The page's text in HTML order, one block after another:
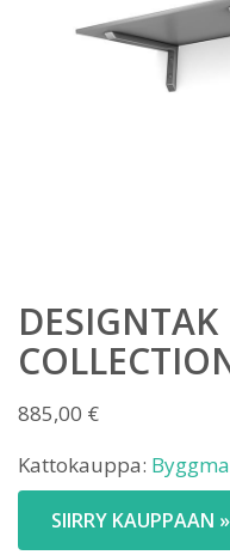
DESIGNTAK
885,00 €
Kattokauppa:
SIIRRY KAUPPAAN »